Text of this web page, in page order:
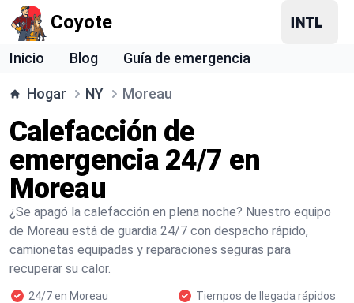
Coyote
Inicio Blog Guía de emergencia
Hogar NY Moreau
Calefacción de
emergencia 24/7 en
Moreau
¿Se apagó la calefacción en plena noche? Nuestro equipo
de Moreau está de guardia 24/7 con despacho rápido,
camionetas equipadas y reparaciones seguras para
recuperar su calor.
24/7 en Moreau
Tiempos de llegada rápidos